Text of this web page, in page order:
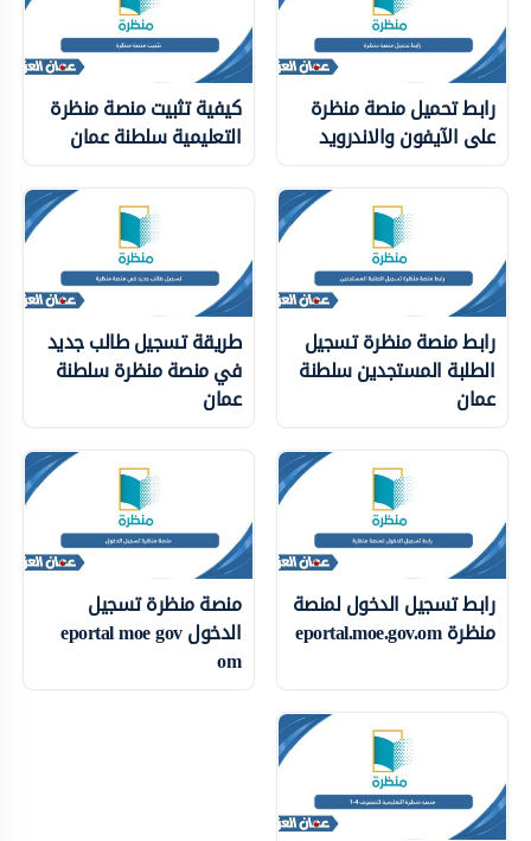
رابط تحميل منصة منظرة
على الآيفون والاندرويد
كيفية تثبيت منصة منظرة
التعليمية سلطنة عمان
رابط منصة منظرة تسجيل
الطلبة المستجدين سلطنة
عمان
طريقة تسجيل طالب جديد
في منصة منظرة سلطنة
عمان
رابط تسجيل الدخول لمنصة
منظرة eportal.moe.gov.om
منصة منظرة تسجيل
الدخول eportal moe gov
om